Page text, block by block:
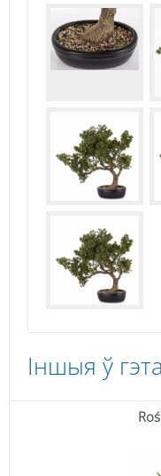
Іншыя ў